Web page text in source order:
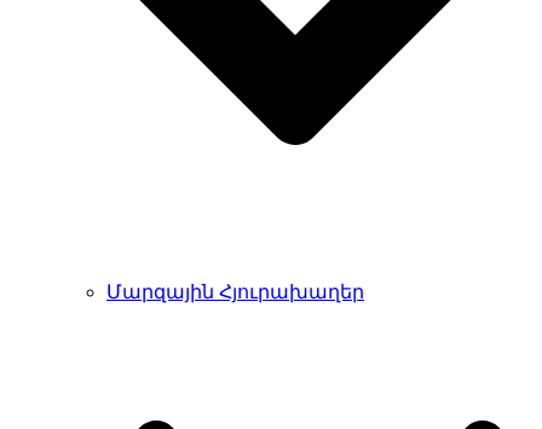
Մարզային Հյուրախաղեր